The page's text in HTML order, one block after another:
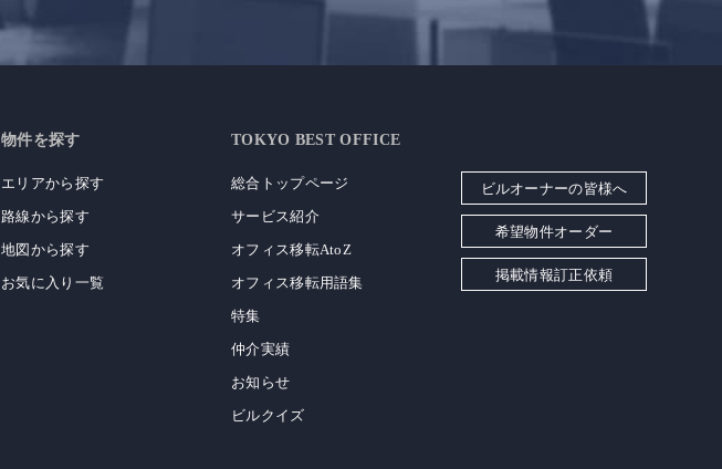
物件を探す
エリアから探す
路線から探す
地図から探す
お気に入り一覧
TOKYO BEST OFFICE
総合トップページ
サービス紹介
オフィス移転AtoZ
オフィス移転用語集
特集
仲介実績
お知らせ
ビルクイズ
ビルオーナーの皆様へ
希望物件オーダー
掲載情報訂正依頼